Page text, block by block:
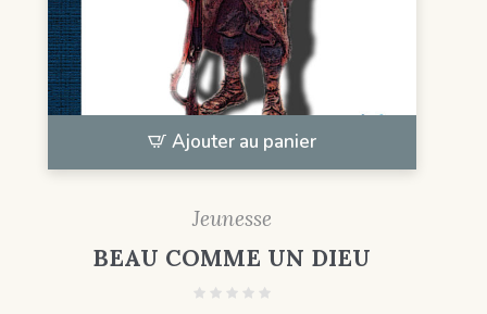
Ajouter au panier
Jeunesse
BEAU COMME UN DIEU